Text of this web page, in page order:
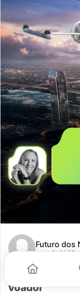
Futuro dos
ago. 8, 2025
Embraer
voador